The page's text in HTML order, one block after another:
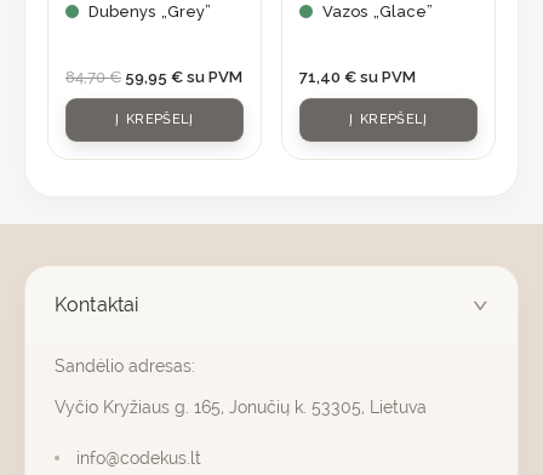
Dubenys „Grey”
84,70€ 59,95 € su PVM
Į KREPŠELĮ
Vazos „Glace”
71,40 € su PVM
Į KREPŠELĮ
Kontaktai
Sandėlio adresas:
Vyčio Kryžiaus g. 165, Jonučių k. 53305, Lietuva
info@codekus.lt